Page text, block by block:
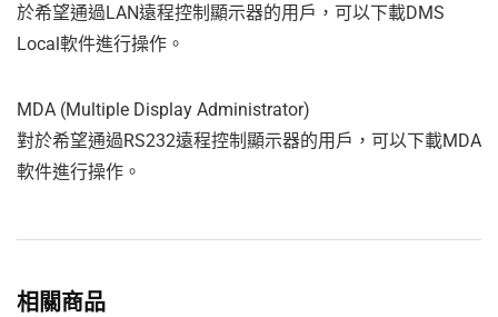
於希望通過LAN遠程控制顯示器的用戶，可以下載DMS
Local軟件進行操作。
MDA (Multiple Display Administrator)
對於希望通過RS232遠程控制顯示器的用戶，可以下載MDA
軟件進行操作。
相關商品